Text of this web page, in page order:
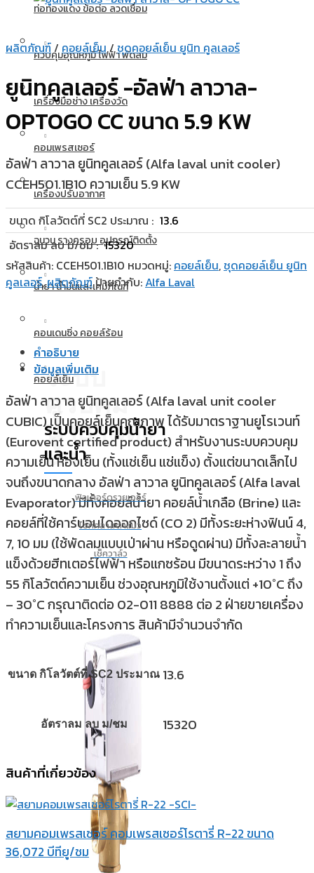
ท่อทองแดง ข้อต่อ ลวดเชื่อม
ควบคุมอุณหภูมิ ไฟฟ้า พัดลม
เครื่องมือช่าง เครื่องวัด
คอมเพรสเซอร์
เครื่องปรับอากาศ
ฉนวน รางครอบ อุปกรณ์ติดตั้ง
น้ำยา น้ำมันและเคมีภัณฑ์
คอนเดนซิ่ง คอยล์ร้อน
คอยล์เย็น
ระบบ
ควบคุม
น้ำยาและ
น้ำ
ระบบควบคุมน้ำยา
และน้ำ
ฟิลเตอร์ดรายเออร์
ไซท์กลาสตาแมว
เช็ควาล์ว
ผลิตภัณฑ์/ คอยล์เย็น / ชุดคอยล์เย็น ยูนิท คูลเลอร์
ยูนิทคูลเลอร์ -อัลฟ่า ลาวาล-
OPTOGO CC ขนาด 5.9 KW
อัลฟ่า ลาวาล ยูนิทคูลเลอร์ (Alfa laval unit cooler)
CCEH501.1B10 ความเย็น 5.9 KW
ขนาด กิโลวัตต์ที่ SC2 ประมาณ : 13.6
อัตราลม ลบ ม/ชม : 15320
รหัสสินค้า: CCEH501.1B10 หมวดหมู่: คอยล์เย็น, ชุดคอยล์เย็น ยูนิท
คูลเลอร์,ผลิตภัณฑ์ ป้ายกำกับ:Alfa Laval
คำอธิบาย
ข้อมูลเพิ่มเติม
อัลฟ่า ลาวาล ยูนิทคูลเลอร์ (Alfa laval unit cooler
CUBIC) เป็นคอยล์เย็นคุณภาพ ได้รับมาตราฐานยูโรเวนท์
(Eurovent certified product) สำหรับงานระบบควบคุม
ความเย็น ห้องเย็น (ทั้งแช่เย็น แช่แข็ง) ตั้งแต่ขนาดเล็กไป
จนถึงขนาดกลาง อัลฟ่า ลาวาล ยูนิทคูลเลอร์ (Alfa laval
Evaporator) มีทั้งคอยล์น้ำยา คอยล์น้ำเกลือ (Brine) และ
คอยล์ที่ใช้คาร์บอนไดออกไซด์ (CO 2) มีทั้งระยะห่างฟินน์ 4,
7, 10 มม (ใช้พัดลมแบบเป่าผ่าน หรือดูดผ่าน) มีทั้งละลายน้ำ
แข็งด้วยฮีทเตอร์ไฟฟ้า หรือแกซร้อน มีขนาดระหว่าง 1 ถึง
55 กิโลวัตต์ความเย็น ช่วงอุณหภูมิใช้งานตั้งแต่ +10˚C ถึง
– 30˚C กรุณาติดต่อ 02-011 8888 ต่อ 2 ฝ่ายขายเครื่อง
ทำความเย็นและโครงการ สินค้ามีจำนวนจำกัด
ขนาด กิโลวัตต์ที่ SC2 ประมาณ 13.6
อัตราลม ลบ ม/ชม 15320
สินค้าที่เกี่ยวข้อง
สยามคอมเพรสเซอร์ คอมเพรสเซอร์โรตารี่ R-22 ขนาด
36,072 บีทียู/ชม